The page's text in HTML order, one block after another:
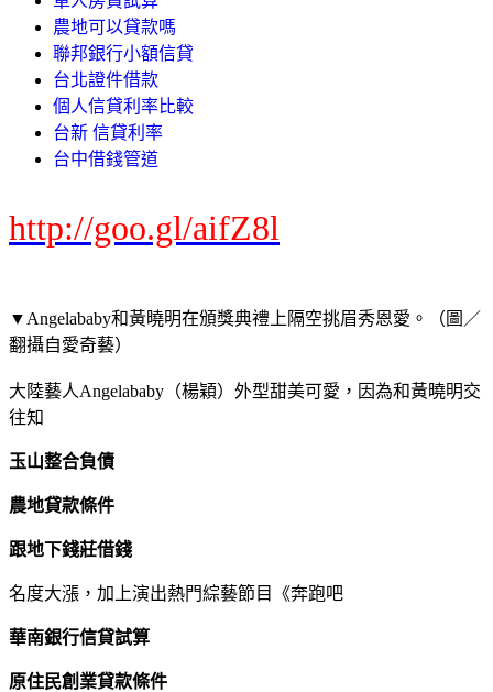
農地可以貸款嗎
聯邦銀行小額信貸
台北證件借款
個人信貸利率比較
台新 信貸利率
台中借錢管道
http://goo.gl/aifZ8l
▼Angelababy和黃曉明在頒獎典禮上隔空挑眉秀恩愛。（圖／
翻攝自愛奇藝）
大陸藝人Angelababy（楊穎）外型甜美可愛，因為和黃曉明交
往知
玉山整合負債
農地貸款條件
跟地下錢莊借錢
名度大漲，加上演出熱門綜藝節目《奔跑吧
華南銀行信貸試算
原住民創業貸款條件